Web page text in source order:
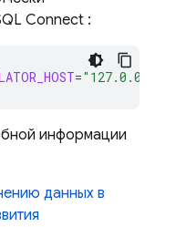
Connect :
=
информации
данных в